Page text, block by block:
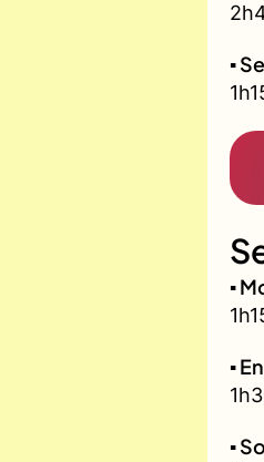
▪️
▪️
▪️
▪️